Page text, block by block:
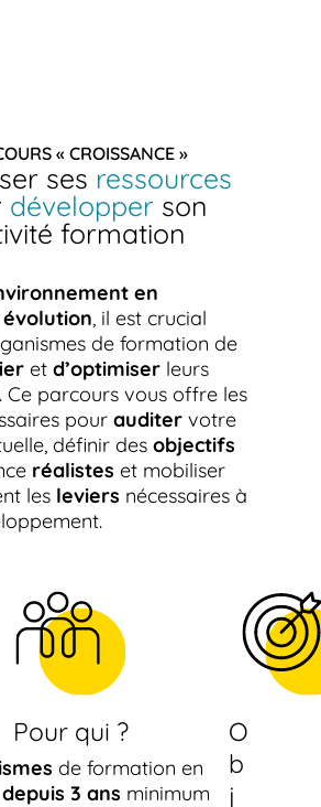
« CROISSANCE »
ses ressources
développer son
formation
en
, il est crucial
de formation de
et d’optimiser leurs
Ce parcours vous offre les
pour auditer votre
définir des objectifs
réalistes et mobiliser
les leviers nécessaires à
Pour qui ?
de formation en
depuis 3 ans minimum
O
b
j